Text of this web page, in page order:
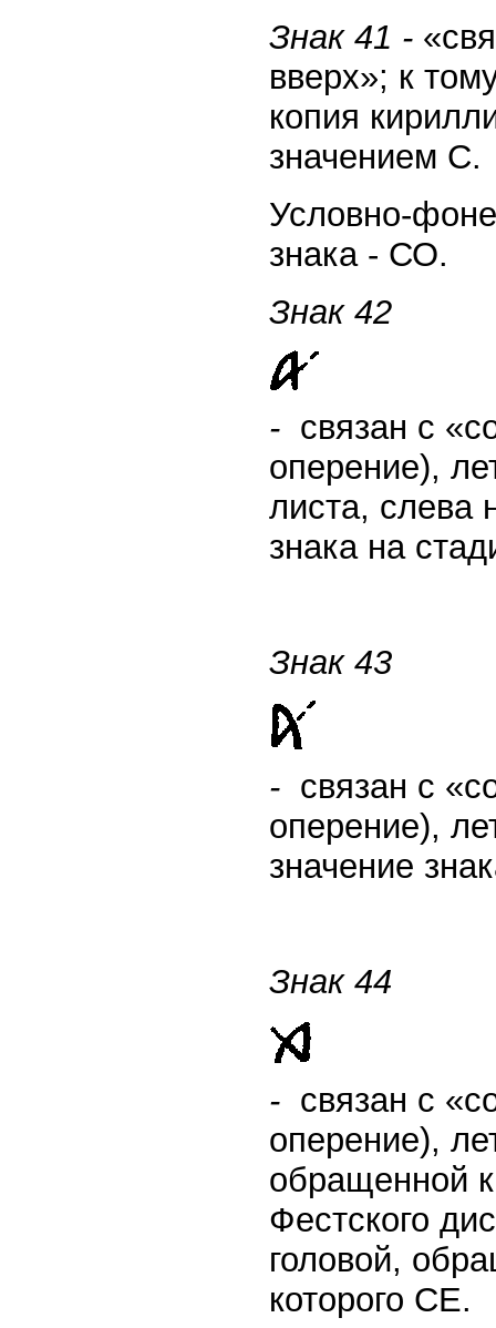
Знак 41 -
вверх»; к
копия
значением С.
Условно-
знака - СО.
Знак 42
- связан с
оперение),
листа, слева
знака на
Знак 43
- связан с
оперение),
значение
Знак 44
- связан с
оперение),
обращенной
Фестского
головой,
которого СE.